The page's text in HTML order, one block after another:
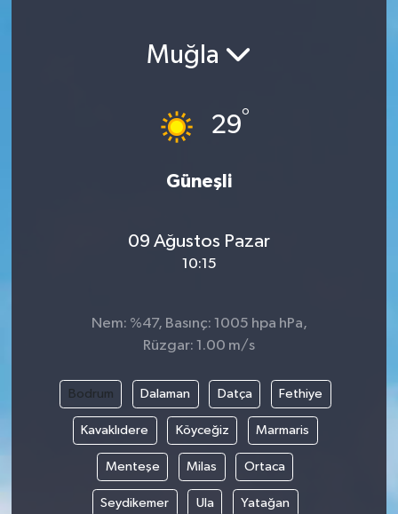
Muğla
29°
Güneşli
09 Ağustos Pazar
10:15
Nem: %47, Basınç: 1005 hpa hPa,
Rüzgar: 1.00 m/s
Bodrum Dalaman Datça Fethiye
Kavaklıdere Köyceğiz Marmaris
Menteşe Milas Ortaca
Seydikemer Ula Yatağan
İlçe Haberleri
Kültür & Sanat
Magazin
Resmi İlanlar